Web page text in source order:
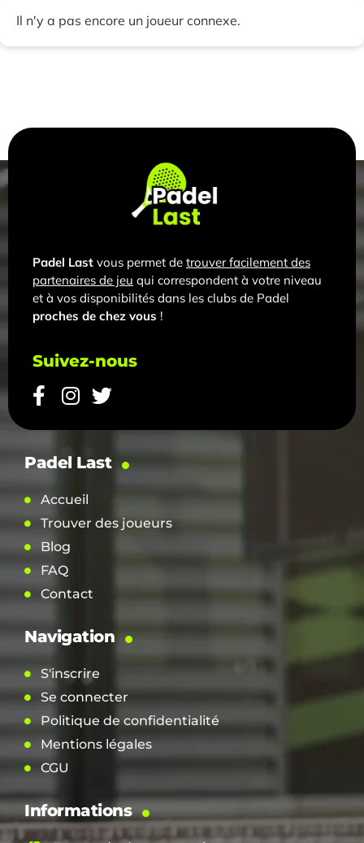
Il n'y a pas encore un joueur connexe.
Padel Last vous permet de trouver facilement des
partenaires de jeu qui correspondent à votre niveau
et à vos disponibilités dans les clubs de Padel
proches de chez vous !
Suivez-nous
Padel Last
Accueil
Trouver des joueurs
Blog
FAQ
Contact
Navigation
S'inscrire
Se connecter
Politique de confidentialité
Mentions légales
CGU
Informations